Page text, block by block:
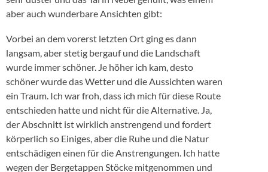
aber auch wunderbare Ansichten gibt:
Vorbei an dem vorerst letzten Ort ging es dann
langsam, aber stetig bergauf und die Landschaft
wurde immer schöner. Je höher ich kam, desto
schöner wurde das Wetter und die Aussichten waren
ein Traum. Ich war froh, dass ich mich für diese Route
entschieden hatte und nicht für die Alternative. Ja,
der Abschnitt ist wirklich anstrengend und fordert
körperlich so Einiges, aber die Ruhe und die Natur
entschädigen einen für die Anstrengungen. Ich hatte
wegen der Bergetappen Stöcke mitgenommen und